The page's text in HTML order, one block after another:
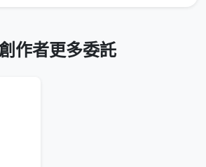
作者更多委託